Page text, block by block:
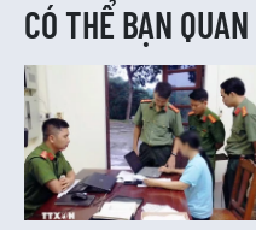
CÓ THỂ BẠN